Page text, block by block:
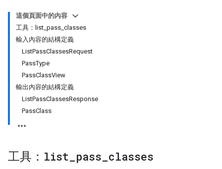
這個頁面中的內容
工具：list_pass_classes
輸入內容的結構定義
ListPassClassesRequest
PassType
PassClassView
輸出內容的結構定義
ListPassClassesResponse
PassClass
工具： list pass classes